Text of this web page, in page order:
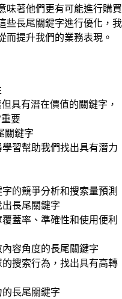
味著他們更有可能進行購買
些長尾關鍵字進行優化，我
而提升我們的業務表現。
具有潛在價值的關鍵字，
要
關鍵字
習幫助我們找出具有潛力
的競爭分析和搜索量預測
長尾關鍵字
蓋率、準確性和使用便利
容角度的長尾關鍵字
搜索行為，找出具有高轉
長尾關鍵字